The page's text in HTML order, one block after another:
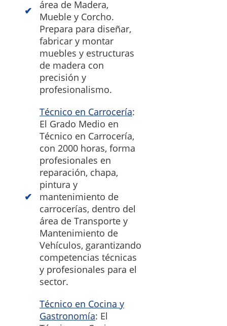
área de Madera,
Mueble y Corcho.
Prepara para diseñar,
fabricar y montar
muebles y estructuras
de madera con
precisión y
profesionalismo.
Técnico en Carrocería:
El Grado Medio en
Técnico en Carrocería,
con 2000 horas, forma
profesionales en
reparación, chapa,
pintura y
mantenimiento de
carrocerías, dentro del
área de Transporte y
Mantenimiento de
Vehículos, garantizando
competencias técnicas
y profesionales para el
sector.
Técnico en Cocina y
Gastronomía: El